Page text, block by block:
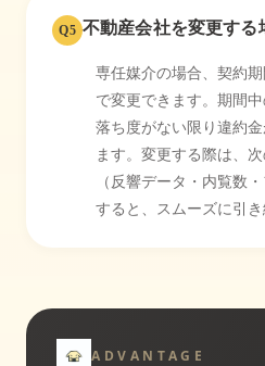
Q5 不動産会社を変更する
専任媒介の場合、契約
で変更できます。期間
落ち度がない限り違約
ます。変更する際は、
（反響データ・内覧数
すると、スムーズに引き
ADVANTAGE